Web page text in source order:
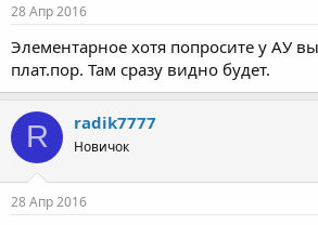
28 Апр 2016
Элементарное хотя попросите у АУ
плат.пор. Там сразу видно будет.
R radik7777
Новичок
28 Апр 2016